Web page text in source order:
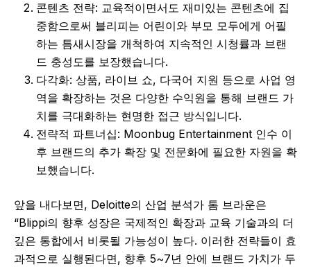
콘텐츠 전략: 교육적이면서도 재미있는 콘텐츠에 집
중함으로써 블리피는 어린이와 부모 모두에게 어필
하는 틈새시장을 개척하여 지속적인 시청률과 브랜
드 충성도를 보장했습니다.
다각화: 상품, 라이브 쇼, 다국어 지원 등으로 사업 영
역을 확장하는 것은 다양한 수익원을 통해 브랜드 가
치를 극대화하는 현명한 접근 방식입니다.
전략적 파트너십: Moonbug Entertainment 인수 이
후 브랜드의 추가 확장 및 전문화에 필요한 자원을 확
보했습니다.
앞을 내다보면, Deloitte의 산업 분석가 톰 브라운은
“Blippi의 향후 성장은 국제적인 확장과 교육 기술과의 더
깊은 통합에서 비롯될 가능성이 높다. 이러한 전략들이 효
과적으로 실행된다면, 향후 5~7년 안에 브랜드 가치가 두